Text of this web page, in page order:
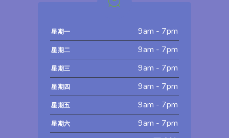
星期一 9am - 7pm
星期二 9am - 7pm
星期三 9am - 7pm
星期四 9am - 7pm
星期五 9am - 7pm
星期六 9am - 7pm